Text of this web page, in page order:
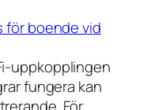
för boende vid
uppkopplingen
fungera kan